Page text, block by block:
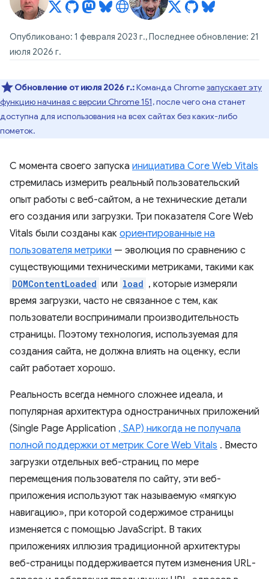
Опубликовано: 1 февраля 2023 г., Последнее обновление: 21
июля 2026 г.
Обновление от июля 2026 г.:Команда Chromeзапускает эту
функцию начиная с версии Chrome 151,после чего она станет
доступна для использования на всех сайтах без каких-либо
пометок.
С момента своего запуска инициатива Core Web Vitals
стремилась измерить реальный пользовательский
опыт работы с веб-сайтом, а не технические детали
его создания или загрузки. Три показателя Core Web
Vitals были созданы как ориентированные на
пользователя метрики — эволюция по сравнению с
существующими техническими метриками, такими как
DOMContentLoaded или load , которые измеряли
время загрузки, часто не связанное с тем, как
пользователи воспринимали производительность
страницы. Поэтому технология, используемая для
создания сайта, не должна влиять на оценку, если
сайт работает хорошо.
Реальность всегда немного сложнее идеала, и
популярная архитектура одностраничных приложений
(Single Page Application , SAP) никогда не получала
полной поддержки от метрик Core Web Vitals . Вместо
загрузки отдельных веб-страниц по мере
перемещения пользователя по сайту, эти веб-
приложения используют так называемую «мягкую
навигацию», при которой содержимое страницы
изменяется с помощью JavaScript. В таких
приложениях иллюзия традиционной архитектуры
веб-страницы поддерживается путем изменения URL-